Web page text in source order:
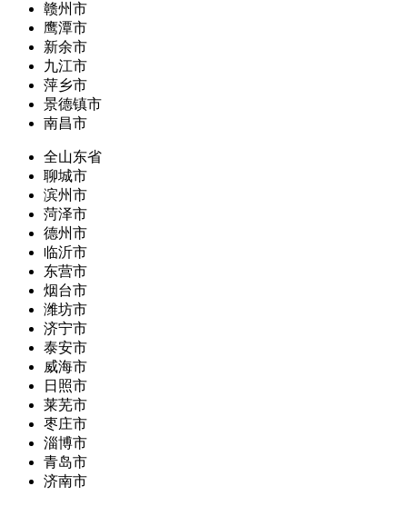
赣州市
鹰潭市
新余市
九江市
萍乡市
景德镇市
南昌市
全山东省
聊城市
滨州市
菏泽市
德州市
临沂市
东营市
烟台市
潍坊市
济宁市
泰安市
威海市
日照市
莱芜市
枣庄市
淄博市
青岛市
济南市